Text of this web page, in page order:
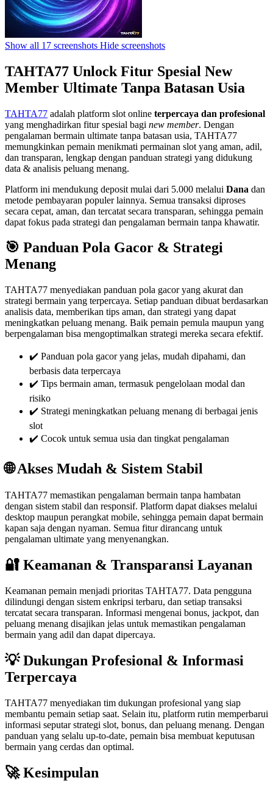
Show all 17 screenshots Hide screenshots
TAHTA77 Unlock Fitur Spesial New
Member Ultimate Tanpa Batasan Usia
TAHTA77 adalah platform slot online terpercaya dan profesional
yang menghadirkan fitur spesial bagi new member. Dengan
pengalaman bermain ultimate tanpa batasan usia, TAHTA77
memungkinkan pemain menikmati permainan slot yang aman, adil,
dan transparan, lengkap dengan panduan strategi yang didukung
data & analisis peluang menang.
Platform ini mendukung deposit mulai dari 5.000 melalui Dana dan
metode pembayaran populer lainnya. Semua transaksi diproses
secara cepat, aman, dan tercatat secara transparan, sehingga pemain
dapat fokus pada strategi dan pengalaman bermain tanpa khawatir.
🎯 Panduan Pola Gacor & Strategi
Menang
TAHTA77 menyediakan panduan pola gacor yang akurat dan
strategi bermain yang terpercaya. Setiap panduan dibuat berdasarkan
analisis data, memberikan tips aman, dan strategi yang dapat
meningkatkan peluang menang. Baik pemain pemula maupun yang
berpengalaman bisa mengoptimalkan strategi mereka secara efektif.
✔️ Panduan pola gacor yang jelas, mudah dipahami, dan
berbasis data terpercaya
✔️ Tips bermain aman, termasuk pengelolaan modal dan
risiko
✔️ Strategi meningkatkan peluang menang di berbagai jenis
slot
✔️ Cocok untuk semua usia dan tingkat pengalaman
🌐 Akses Mudah & Sistem Stabil
TAHTA77 memastikan pengalaman bermain tanpa hambatan
dengan sistem stabil dan responsif. Platform dapat diakses melalui
desktop maupun perangkat mobile, sehingga pemain dapat bermain
kapan saja dengan nyaman. Semua fitur dirancang untuk
pengalaman ultimate yang menyenangkan.
🔐 Keamanan & Transparansi Layanan
Keamanan pemain menjadi prioritas TAHTA77. Data pengguna
dilindungi dengan sistem enkripsi terbaru, dan setiap transaksi
tercatat secara transparan. Informasi mengenai bonus, jackpot, dan
peluang menang disajikan jelas untuk memastikan pengalaman
bermain yang adil dan dapat dipercaya.
💡 Dukungan Profesional & Informasi
Terpercaya
TAHTA77 menyediakan tim dukungan profesional yang siap
membantu pemain setiap saat. Selain itu, platform rutin memperbarui
informasi seputar strategi slot, bonus, dan peluang menang. Dengan
panduan yang selalu up-to-date, pemain bisa membuat keputusan
bermain yang cerdas dan optimal.
🚀 Kesimpulan